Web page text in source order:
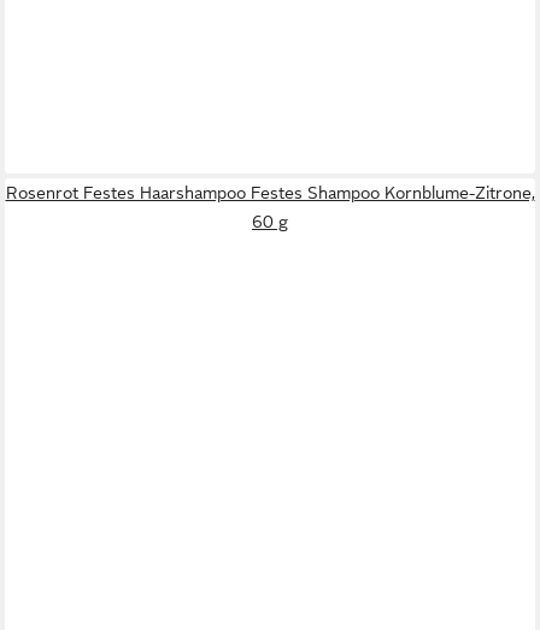
Rosenrot Festes Haarshampoo Festes Shampoo Kornblume-Zitrone,
60 g